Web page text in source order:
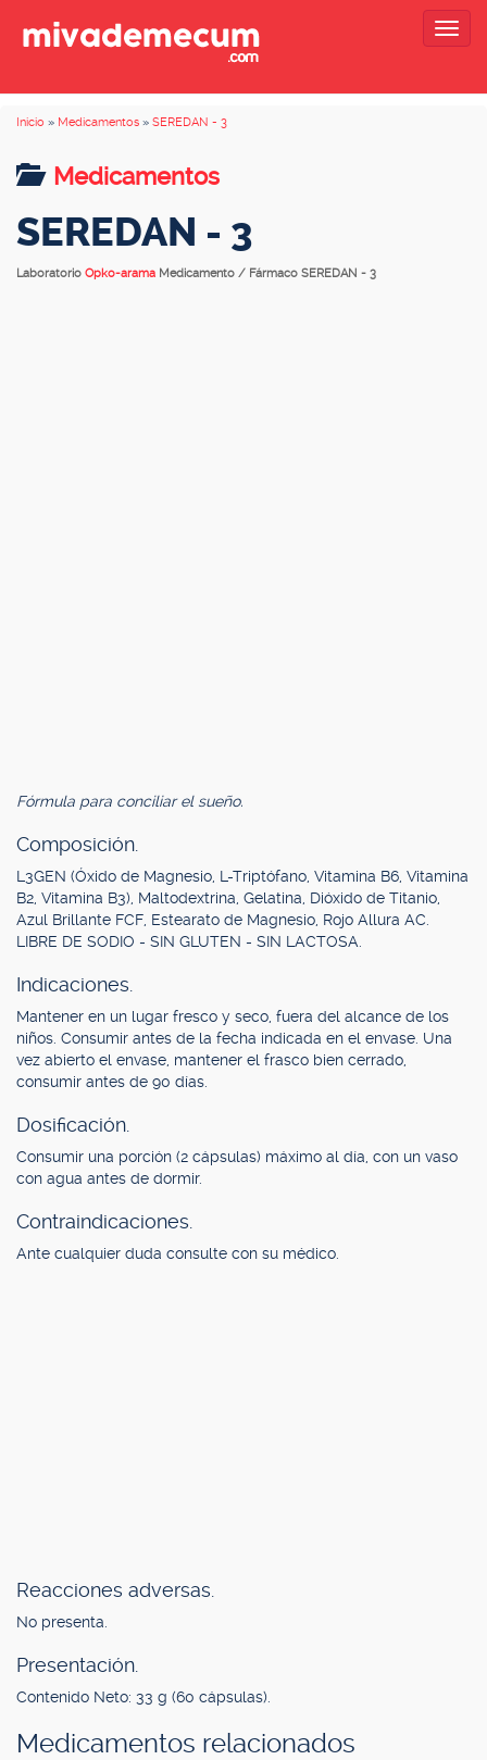
Inicio » Medicamentos » SEREDAN - 3
Medicamentos
SEREDAN - 3
Laboratorio Opko-arama Medicamento / Fármaco SEREDAN - 3
Fórmula para conciliar el sueño.
Composición.
L3GEN (Óxido de Magnesio, L-Triptófano, Vitamina B6, Vitamina
B2, Vitamina B3), Maltodextrina, Gelatina, Dióxido de Titanio,
Azul Brillante FCF, Estearato de Magnesio, Rojo Allura AC.
LIBRE DE SODIO - SIN GLUTEN - SIN LACTOSA.
Indicaciones.
Mantener en un lugar fresco y seco, fuera del alcance de los
niños. Consumir antes de la fecha indicada en el envase. Una
vez abierto el envase, mantener el frasco bien cerrado,
consumir antes de 90 días.
Dosificación.
Consumir una porción (2 cápsulas) máximo al día, con un vaso
con agua antes de dormir.
Contraindicaciones.
Ante cualquier duda consulte con su médico.
Reacciones adversas.
No presenta.
Presentación.
Contenido Neto: 33 g (60 cápsulas).
Medicamentos relacionados